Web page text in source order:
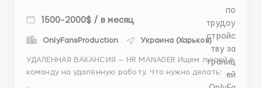
1500-2000$ / в месяц
OnlyFansProduction Украина (Харьков)
УДАЛЕННАЯ ВАКАНСИЯ — HR MANAGER Ищем людей в
команду на удалённую работу. Что нужно делать: —